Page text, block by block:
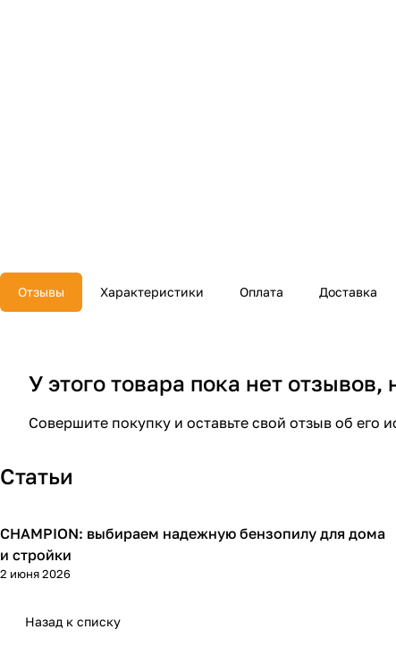
Отзывы Характеристики Оплата Доставка
У этого товара пока нет
Совершите покупку и оставьте свой отзыв об его
Статьи
Пилы
CHAMPION: выбираем надежную бензопилу для дома
и стройки
2 июня 2026
Назад к списку